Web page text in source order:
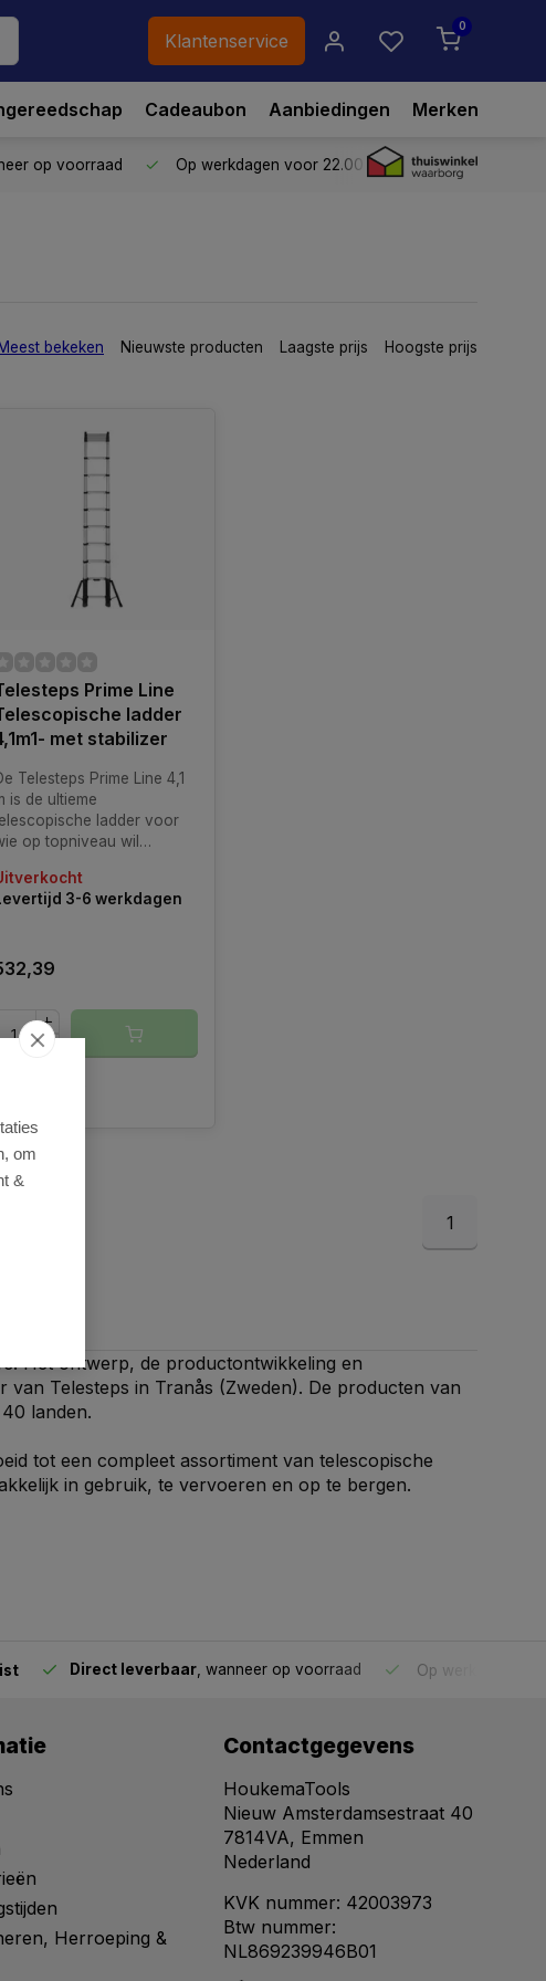
Klantenservice
0
Cadeaubon Aanbiedingen Merken
op voorraad Op werkdagen voor 22.00 uur besteld,vandaag
bekeken Nieuwste producten Laagste prijs Hoogste prijs
Prime Line
ladder
met stabilizer
Telesteps Prime Line 4,1
is de ultieme
ladder voor
op topniveau wil
driehoekige
en
een ongeëvenaarde
3-6 werkdagen
1
Het ontwerp, de productontwikkeling en
Telesteps in Tranås (Zweden). De producten van
landen.
tot een compleet assortiment van telescopische
in gebruik, te vervoeren en op te bergen.
Direct leverbaar , wanneer op voorraad Op werkdagen
Herroeping &
Contactgegevens
HoukemaTools
Nieuw Amsterdamsestraat 40
7814VA, Emmen
Nederland
KVK nummer: 42003973
Btw nummer:
NL869239946B01
om
&